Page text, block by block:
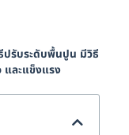
ปรับระดับพื้นปูน มีวิธี
และแข็งแรง